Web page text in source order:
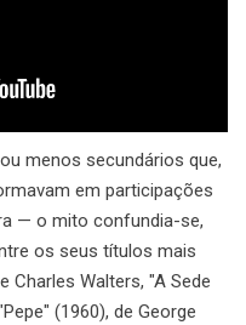
menos secundários que,
em participações
— o mito confundia-se,
os seus títulos mais
Charles Walters, "A Sede
(1960), de George